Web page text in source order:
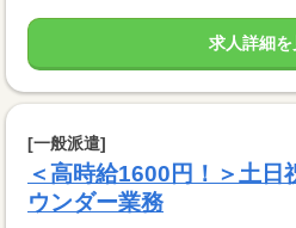
求人詳細を
[一般派遣]
＜高時給1600円！＞土日
ウンダー業務